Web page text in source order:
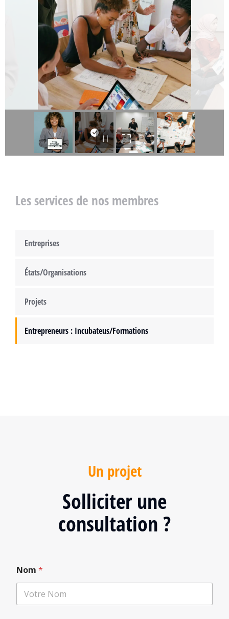
Les services de nos membres
Entreprises
États/Organisations
Projets
Entrepreneurs : Incubateus/Formations
Un projet
Solliciter une
consultation ?
Nom *